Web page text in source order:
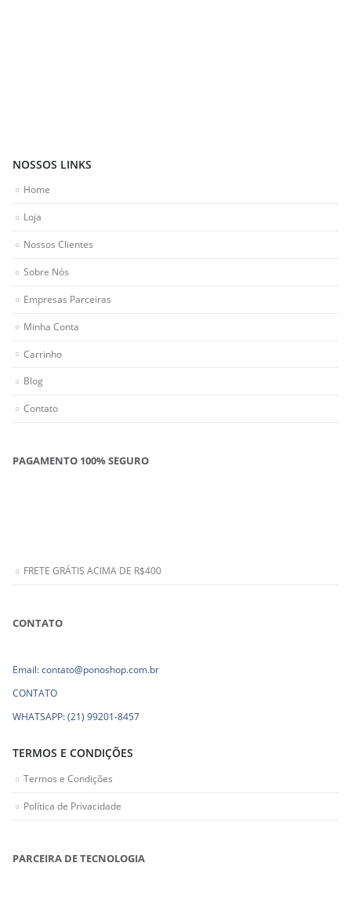
NOSSOS LINKS
Home
Loja
Nossos Clientes
Sobre Nós
Empresas Parceiras
Minha Conta
Carrinho
Blog
Contato
PAGAMENTO 100% SEGURO
FRETE GRÁTIS ACIMA DE R$400
CONTATO
Email: contato@ponoshop.com.br
CONTATO
WHATSAPP: (21) 99201-8457
TERMOS E CONDIÇÕES
Termos e Condições
Política de Privacidade
PARCEIRA DE TECNOLOGIA